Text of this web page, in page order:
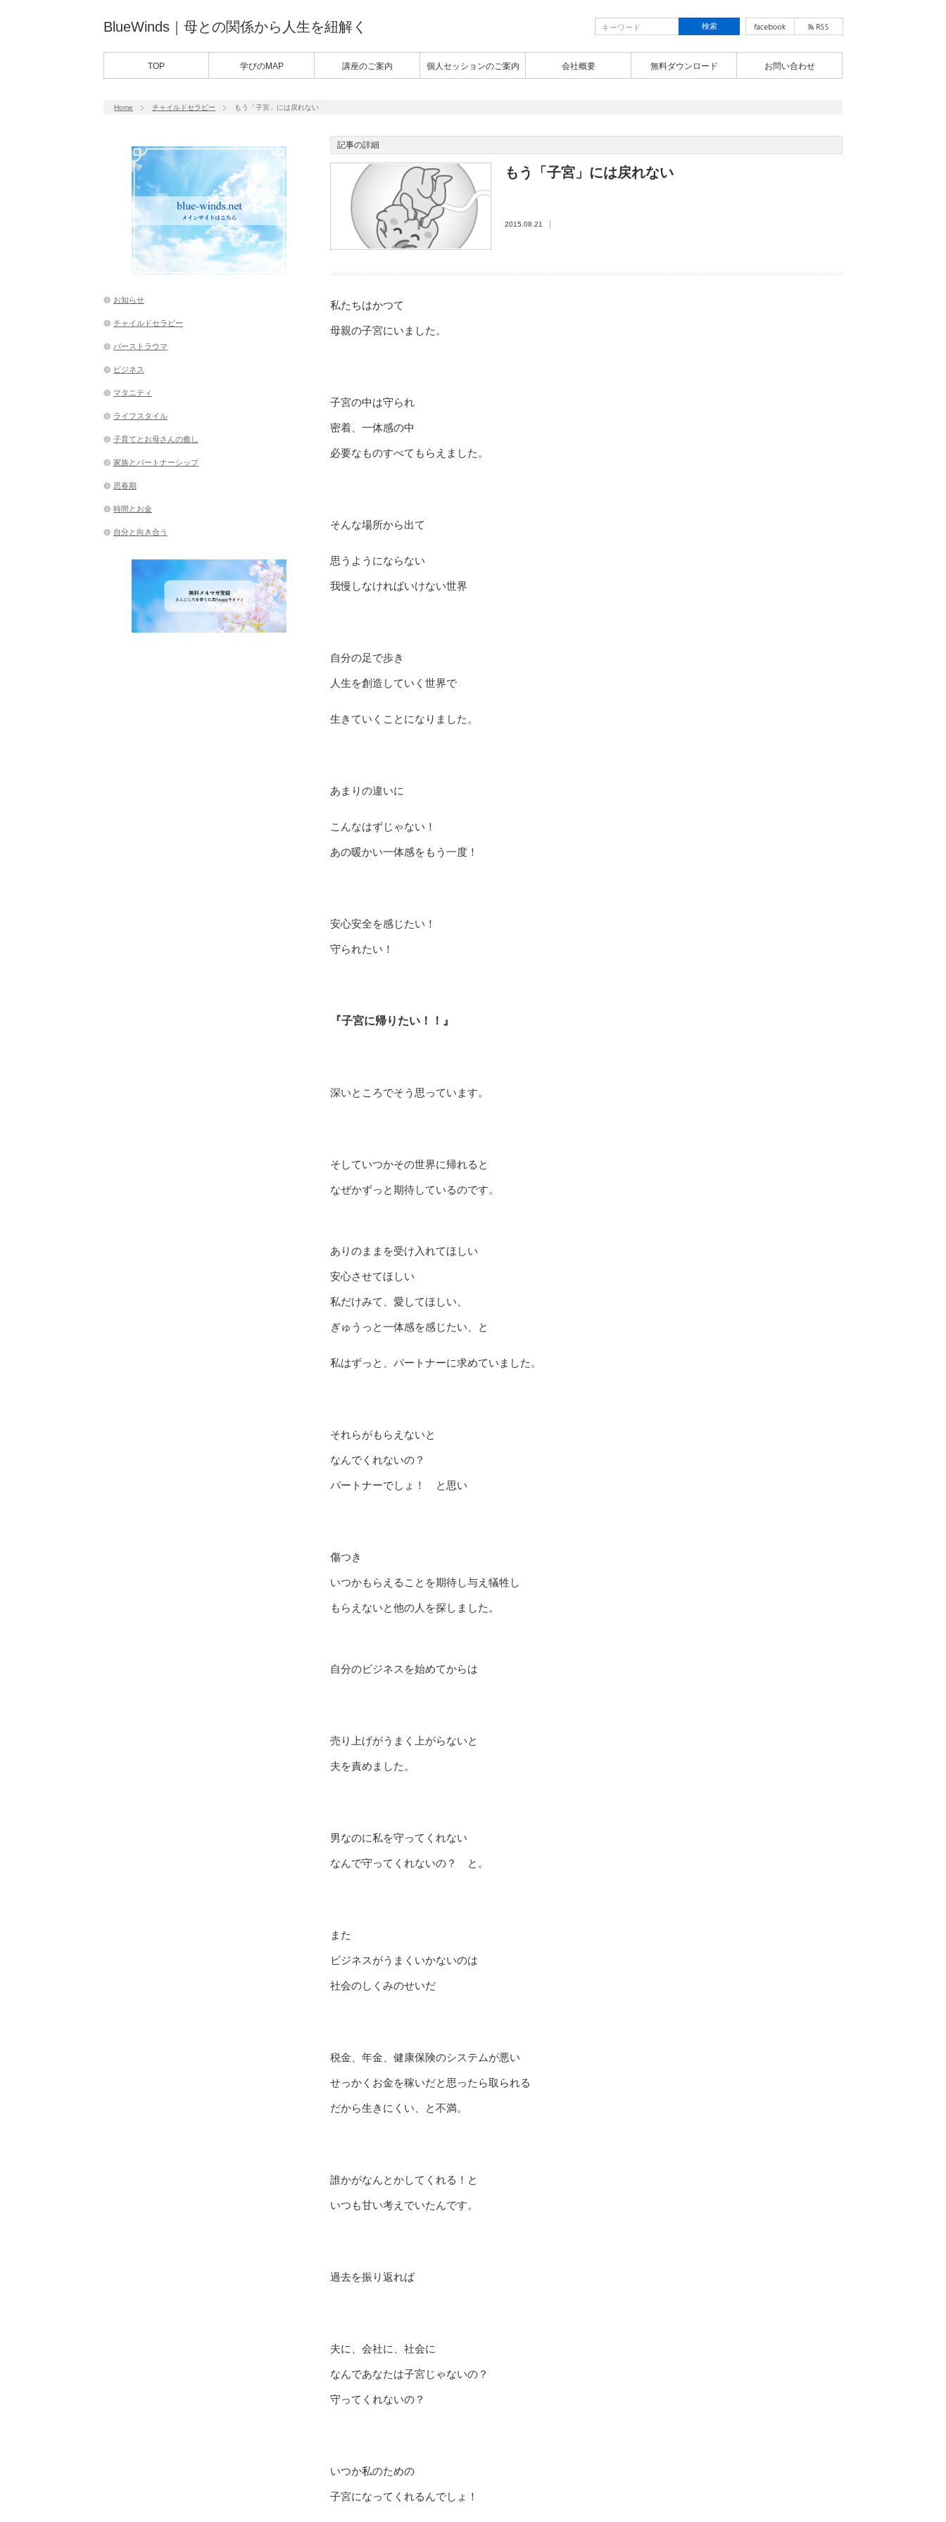
BlueWinds｜母との関係から人生を紐解く
TOP 学びのMAP 講座のご案内 個人セッションのご案内 会社概要 無料ダウンロード お問い合わせ
Home チャイルドセラピー もう「子宮」には戻れない
記事の詳細
もう「子宮」には戻れない
2015.08.21
私たちはかつて
母親の子宮にいました。
子宮の中は守られ
密着、一体感の中
必要なものすべてもらえました。
そんな場所から出て
思うようにならない
我慢しなければいけない世界
自分の足で歩き
人生を創造していく世界で
生きていくことになりました。
あまりの違いに
こんなはずじゃない！
あの暖かい一体感をもう一度！
安心安全を感じたい！
守られたい！
『子宮に帰りたい！！』
深いところでそう思っています。
そしていつかその世界に帰れると
なぜかずっと期待しているのです。
ありのままを受け入れてほしい
安心させてほしい
私だけみて、愛してほしい、
ぎゅうっと一体感を感じたい、と
私はずっと、パートナーに求めていました。
それらがもらえないと
なんでくれないの？
パートナーでしょ！ と思い
傷つき
いつかもらえることを期待し与え犠牲し
もらえないと他の人を探しました。
自分のビジネスを始めてからは
売り上げがうまく上がらないと
夫を責めました。
男なのに私を守ってくれない
なんで守ってくれないの？ と。
また
ビジネスがうまくいかないのは
社会のしくみのせいだ
税金、年金、健康保険のシステムが悪い
せっかくお金を稼いだと思ったら取られる
だから生きにくい、と不満。
誰かがなんとかしてくれる！と
いつも甘い考えでいたんです。
過去を振り返れば
夫に、会社に、社会に
なんであなたは子宮じゃないの？
守ってくれないの？
いつか私のための
子宮になってくれるんでしょ！
お知らせ
チャイルドセラピー
バーストラウマ
ビジネス
マタニティ
ライフスタイル
子育てとお母さんの癒し
家族とパートナーシップ
思春期
時間とお金
自分と向き合う